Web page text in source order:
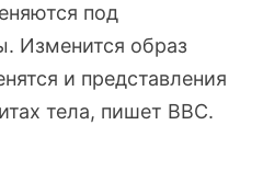
под
Изменится образ
и представления
тела, пишет BBC.